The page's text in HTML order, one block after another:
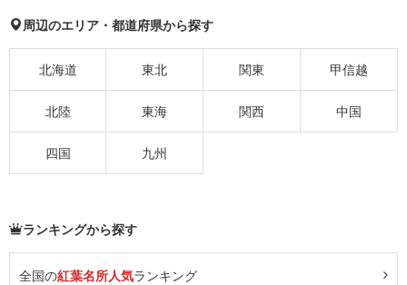
周辺のエリア・都道府県から探す
北海道 東北 関東 甲信越
北陸 東海 関西 中国
四国 九州
ランキングから探す
全国の紅葉名所人気ランキング